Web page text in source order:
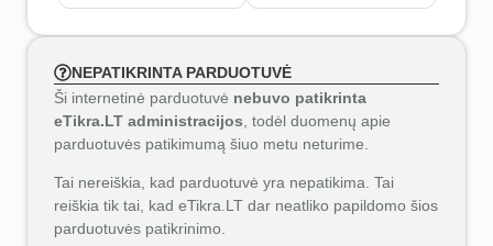
NEPATIKRINTA PARDUOTUVĖ
Ši internetinė parduotuvė nebuvo patikrinta
eTikra.LT administracijos , todėl duomenų apie
parduotuvės patikimumą šiuo metu neturime.
Tai nereiškia, kad parduotuvė yra nepatikima. Tai
reiškia tik tai, kad eTikra.LT dar neatliko papildomo šios
parduotuvės patikrinimo.